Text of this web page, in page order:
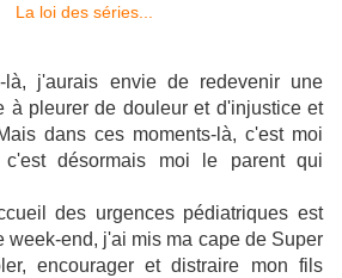
là, j'aurais envie de redevenir une
à pleurer de douleur et d'injustice et
dans ces moments-là, c'est moi
désormais moi le parent qui
des urgences pédiatriques est
week-end, j'ai mis ma cape de Super
encourager et distraire mon fils